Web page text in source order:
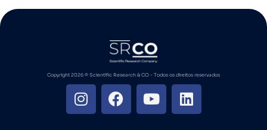
Copyright 2026 ©️ Scientific Research & CO - Todos os direitos reservados